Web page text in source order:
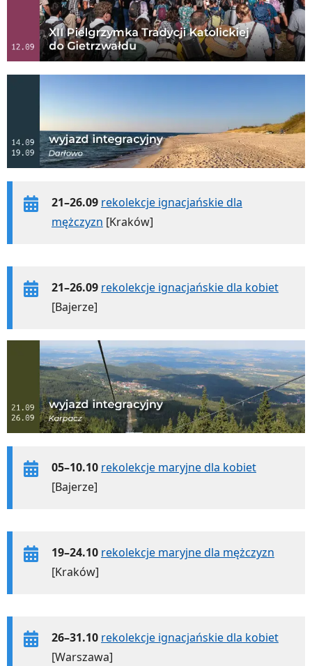
21–26.09 rekolekcje ignacjańskie dla
mężczyzn [Kraków]
21–26.09 rekolekcje ignacjańskie dla kobiet
[Bajerze]
05–10.10 rekolekcje maryjne dla kobiet
[Bajerze]
19–24.10 rekolekcje maryjne dla mężczyzn
[Kraków]
26–31.10 rekolekcje ignacjańskie dla kobiet
[Warszawa]